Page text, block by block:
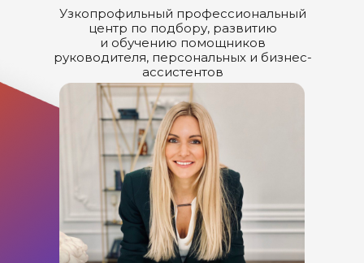
Личное пространство между руководителем и
ассистентом
Деловой английский в работе ассистента
Как отвечать на неудобные вопросы
манипуляторов?
Узкопрофильный профессиональный
центр по подбору, развитию
и обучению помощников
руководителя, персональных и бизнес-
ассистентов